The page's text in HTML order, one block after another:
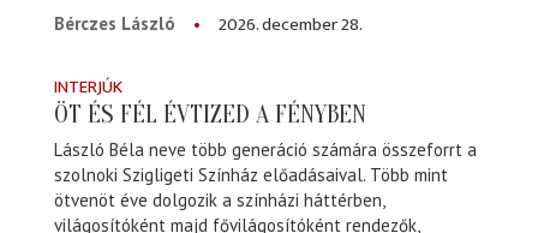
Bérczes László
2026. december 28.
INTERJÚK
ÖT ÉS FÉL ÉVTIZED A FÉNYBEN
László Béla neve több generáció számára összeforrt a
szolnoki Szigligeti Színház előadásaival. Több mint
ötvenöt éve dolgozik a színházi háttérben,
világosítóként majd fővilágosítóként rendezők,